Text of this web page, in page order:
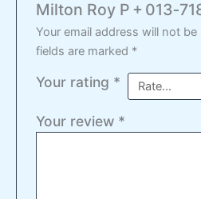
Milton Roy P +
Your email address will not be
fields are marked *
Your rating *
Your review *